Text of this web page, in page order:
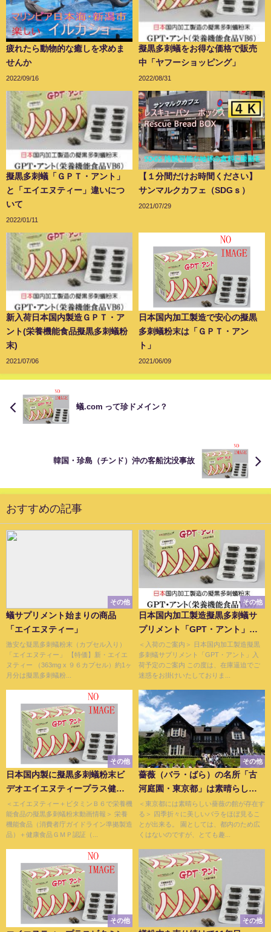
疲れたら動物的な癒しを求めま
せんか
2022/09/16
擬黒多刺蟻をお得な価格で販売
中「ヤフーショッピング」
2022/08/31
擬黒多刺蟻「ＧＰＴ・アント」
と「エイエヌティー」違いにつ
いて
2022/01/11
【１分間だけお時間ください】
サンマルクカフェ（SDGｓ）
2021/07/29
新入荷日本国内製造ＧＰＴ・ア
ント(栄養機能食品擬黒多刺蟻粉
末)
2021/07/06
日本国内加工製造で安心の擬黒
多刺蟻粉末は「ＧＰＴ・アン
ト」
2021/06/09
蟻.com って珍ドメイン？
韓国・珍島（チンド）沖の客船沈没事故
おすすめの記事
その他
蟻サプリメント始まりの商品
「エイエヌティー」
激安な疑黒多刺蟻粉末（カプセル入り）
「エイエヌティー」 【特価】新・エイエ
ヌティー （363mg x ９６カプセル）約1ヶ
月分は擬黒多刺蟻粉...
その他
日本国内加工製造擬黒多刺蟻サ
プリメント「GPT・アント」入
荷予定のご案内
＜入荷のご案内＞ 日本国内加工製造擬黒
多刺蟻サプリメント「GPT・アント」入
荷予定のご案内 この度は、在庫逼迫でご
迷惑をお掛けいたしておりま...
その他
日本国内製に擬黒多刺蟻粉末ビ
デオエイエヌティープラス健康
食品
＜エイエヌティー＋ビタミンＢ６で栄養機
能食品の擬黒多刺蟻粉末動画情報＞ 栄養
機能食品（消費者庁ガイドライン準拠製造
品）＋健康食品ＧＭＰ認証（...
その他
薔薇（バラ・ばら）の名所「古
河庭園・東京都」は素晴らしい
館
＜東京都には素晴らしい薔薇の館が存在す
る＞ 四季折々に美しいバラをほぼ見るこ
とが出来る。 園としては、都内のため広
くはないのですが、とても趣...
その他 その他